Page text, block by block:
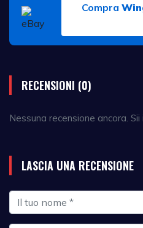
Compra
RECENSIONI (0)
Nessuna recensione ancora. Sii
LASCIA UNA RECENSIONE